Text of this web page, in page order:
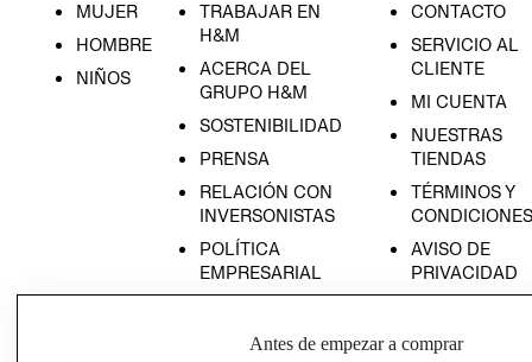
MUJER
HOMBRE
NIÑOS
TRABAJAR EN
H&M
ACERCA DEL
GRUPO H&M
SOSTENIBILIDAD
PRENSA
RELACIÓN CON
INVERSONISTAS
POLÍTICA
EMPRESARIAL
CONTACTO
SERVICIO AL
CLIENTE
MI CUENTA
NUESTRAS
TIENDAS
TÉRMINOS Y
CONDICIONES
AVISO DE
PRIVACIDAD
AVISO DE
Antes de empezar a comprar